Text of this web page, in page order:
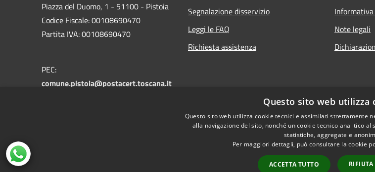
Piazza del Duomo, 1 - 51100 - Pistoia
Codice Fiscale: 00108690470
Partita IVA: 00108690470
PEC:
comune.pistoia@postacert.toscana.it
Segnalazione disservizio
Leggi le FAQ
Richiesta assistenza
Note legali
Questo sito web utilizza
Questo sito web utilizza cookie tecnici e assimilati strettamente
alla navigazione del sito, nonché un cookie tecnico analitico
statistiche, aggregate e
Per maggiori dettagli, può consultare la cookie
ACCETTA TUTTO RIFIUTA